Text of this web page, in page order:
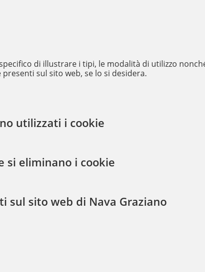
di illustrare i tipi, le modalità di utilizzo
sul sito web, se lo si desidera.
utilizzati i cookie
si eliminano i cookie
sul sito web di Nava Graziano